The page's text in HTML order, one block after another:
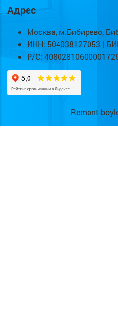
Адрес
Москва, м.Бибирево,
ИНН: 504038127053 |
Р/С:
Remont-